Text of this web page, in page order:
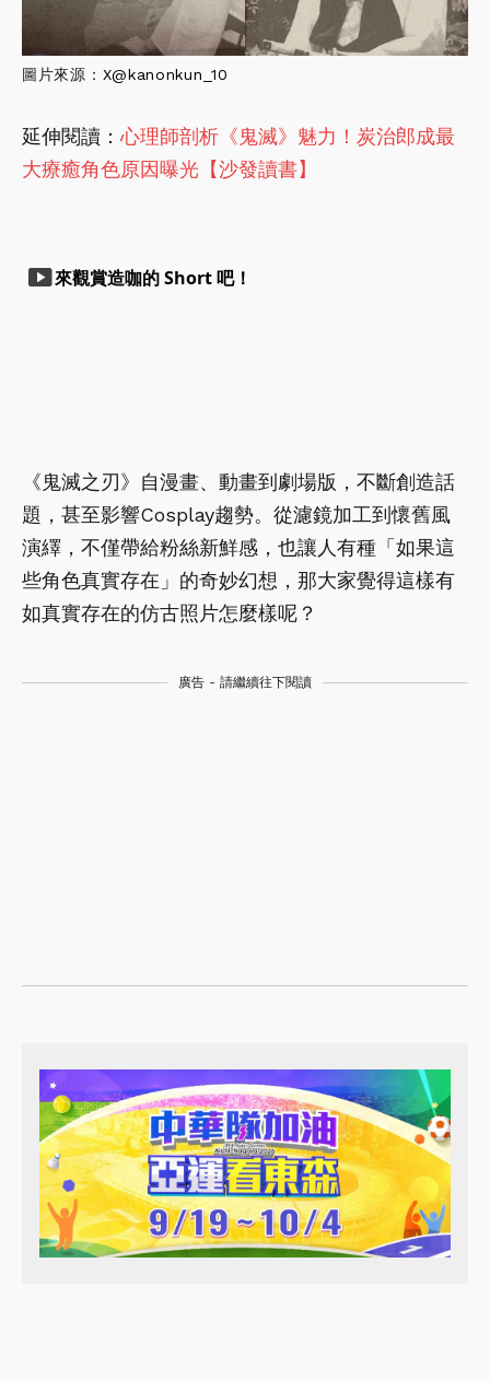
圖片來源： X@kanonkun_10
延伸閱讀：心理師剖析《鬼滅》魅力！炭治郎成最
大療癒角色原因曝光【沙發讀書】
smart_display來觀賞造咖的 Short 吧！
play_arrow play_arrow